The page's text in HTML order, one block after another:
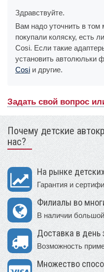
Здравствуйте.
Вам надо уточнить в том
покупали коляску, есть
Cosi. Если такие
установить автолюльки
Cosi и другие.
Задать свой вопрос
Почему детские
нас?
На рынке
Гарантия и
Филиалы во
В наличии
Доставка в день
Возможность
Множество